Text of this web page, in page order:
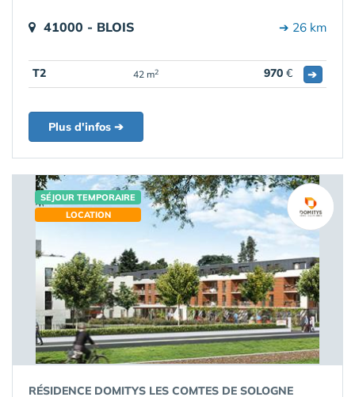
41000 - BLOIS ➔ 26 km
T2 42 m2 970 € ➔
Plus d'infos ➔
SÉJOUR TEMPORAIRE
LOCATION
RÉSIDENCE DOMITYS LES COMTES DE SOLOGNE